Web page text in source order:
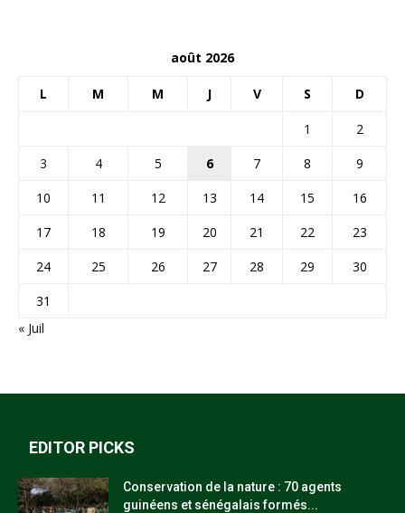
août 2026
L M M J V S D
1
2
3
4 5 6 7 8
9
10
11 12 13 14 15
16
17
18 19 20 21 22
23
24
25 26 27 28 29
30
31
« Juil
EDITOR PICKS
Conservation de la nature : 70 agents
guinéens et sénégalais formés...